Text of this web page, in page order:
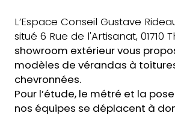
L’Espace Conseil Gustave
situé 6 Rue de l'Artisanat, 01710
showroom extérieur vous
modèles de vérandas à
chevronnées.
Pour l’étude, le métré et la
nos équipes se déplacent à